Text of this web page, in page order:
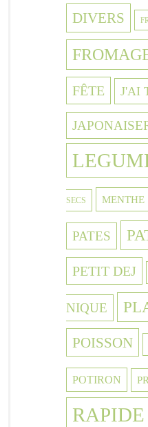
DIVERS
FÊTE J'AI
SECS MENTHE
PATES
PETIT DEJ
NIQUE
POISSON
POTIRON
RAPIDE